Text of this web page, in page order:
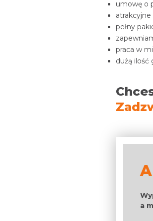
umowę o
pełny
praca w
dużą ilość
a